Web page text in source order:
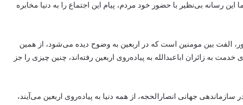
این رسانه بی‌نظیر با حضور خود مردم، پیام این اجتماع را به دنیا مخابره
الفت بین مومنین است که در اربعین به وضوح دیده می‌شود، از همین
به زائران اباعبدالله به پیاده‌روی اربعین رفته‌اند، چنین چیزی را جز
جهانی انصارالحجه، از همه دنیا به پیاده‌روی اربعین می‌آیند،